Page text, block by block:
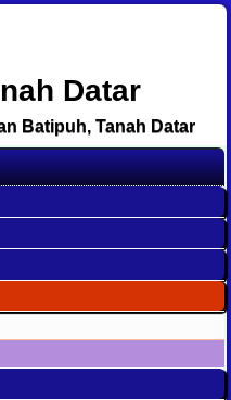
Datar
Batipuh, Tanah Datar